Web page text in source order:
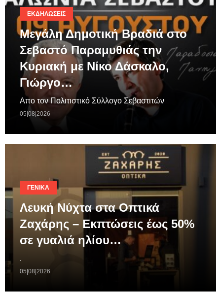
ΕΚΔΗΛΏΣΕΙΣ
Μεγάλη Δημοτική Βραδιά στο
Σεβαστό Παραμυθιάς την
Κυριακή με Νίκο Δάσκαλο,
Γιώργο…
Απο τον Πολιτιστικό Σύλλογο Σεβαστιτών
05|08|2026
ΓΕΝΙΚΆ
Λευκή Νύχτα στα Οπτικά
Ζαχάρης – Εκπτώσεις έως 50%
σε γυαλιά ηλίου…
.
05|08|2026